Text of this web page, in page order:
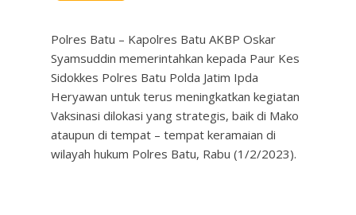
Polres Batu – Kapolres Batu AKBP Oskar
Syamsuddin memerintahkan kepada Paur Kes
Sidokkes Polres Batu Polda Jatim Ipda
Heryawan untuk terus meningkatkan kegiatan
Vaksinasi dilokasi yang strategis, baik di Mako
ataupun di tempat – tempat keramaian di
wilayah hukum Polres Batu, Rabu (1/2/2023).